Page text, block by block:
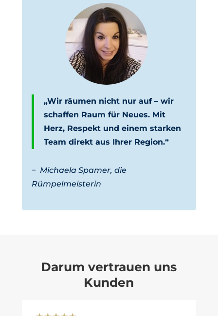
„Wir räumen nicht nur auf – wir
schaffen Raum für Neues. Mit
Herz, Respekt und einem starken
Team direkt aus Ihrer Region.“
− Michaela Spamer, die
Rümpelmeisterin
Darum vertrauen uns
Kunden